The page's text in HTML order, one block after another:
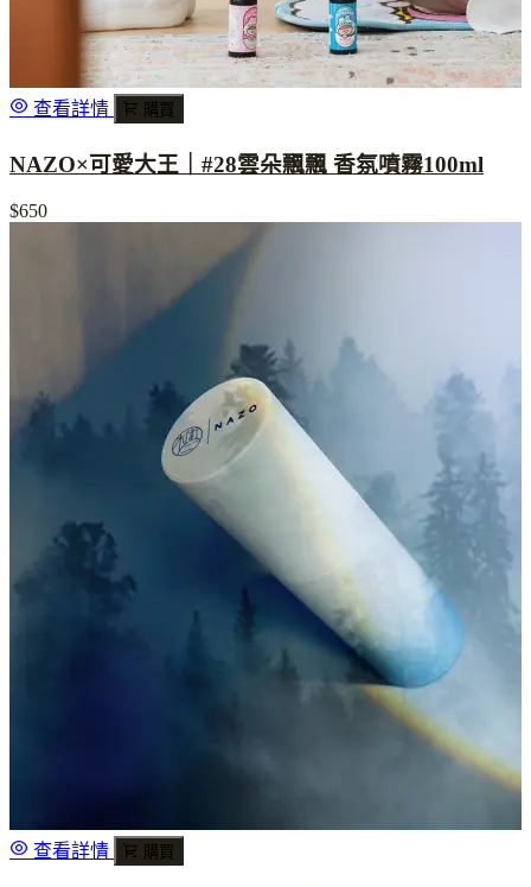
查看詳情 購買
NAZO×可愛大王｜#28雲朵飄飄 香氛噴霧100ml
$650
查看詳情 購買